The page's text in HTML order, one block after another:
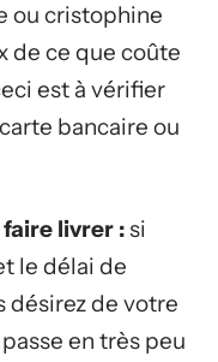
ou cristophine
de ce que coûte
est à vérifier
bancaire ou
livrer :si
le délai de
désirez de votre
en très peu